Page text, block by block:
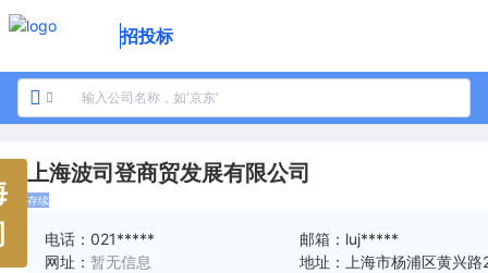
招投标
上海波司登商贸发展有限公司
存续
电话： 021***** 邮箱： luj*****
网址： 暂无信息 地址：
上海市杨浦区黄兴